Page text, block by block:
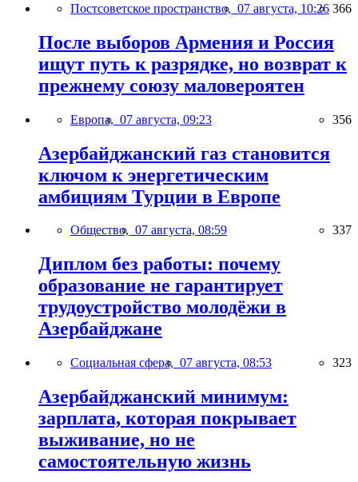
Постсоветское пространство, 07 августа, 10:26 366
После выборов Армения и Россия
ищут путь к разрядке, но возврат к
прежнему союзу маловероятен
Европа, 07 августа, 09:23 356
Азербайджанский газ становится
ключом к энергетическим
амбициям Турции в Европе
Общество, 07 августа, 08:59 337
Диплом без работы: почему
образование не гарантирует
трудоустройство молодёжи в
Азербайджане
Социальная сфера, 07 августа, 08:53 323
Азербайджанский минимум:
зарплата, которая покрывает
выживание, но не
самостоятельную жизнь